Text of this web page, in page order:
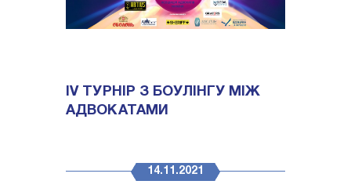
ІV ТУРНІР З БОУЛІНГУ МІЖ
АДВОКАТАМИ
14.11.2021